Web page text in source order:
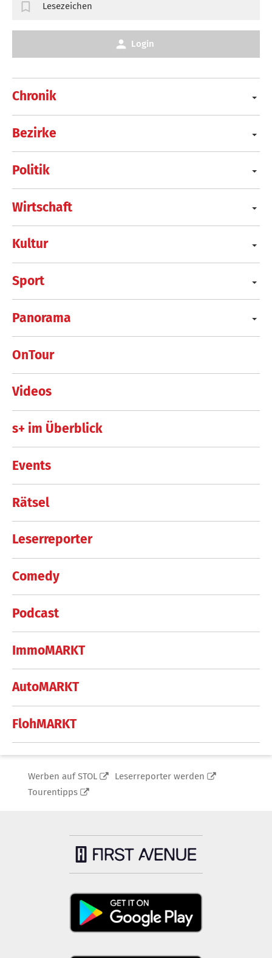
Chronik
Bezirke
Politik
Wirtschaft
Kultur
Sport
Panorama
OnTour
Videos
s+ im Überblick
Events
Rätsel
Leserreporter
Comedy
Podcast
ImmoMARKT
AutoMARKT
FlohMARKT
Lesezeichen
Login
Werben auf STOL
Leserreporter werden
Tourentipps